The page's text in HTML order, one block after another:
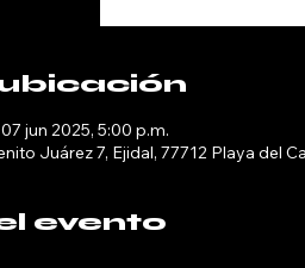
jun 2025, 5:00 p.m.
Juárez 7, Ejidal, 77712 Playa del
evento